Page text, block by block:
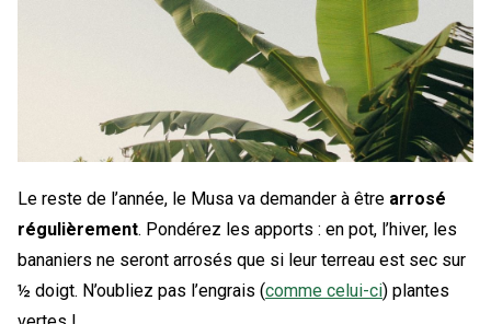
Le reste de l’année, le Musa va demander à être arrosé
régulièrement. Pondérez les apports : en pot, l’hiver, les
bananiers ne seront arrosés que si leur terreau est sec sur
½ doigt. N’oubliez pas l’engrais (comme celui-ci) plantes